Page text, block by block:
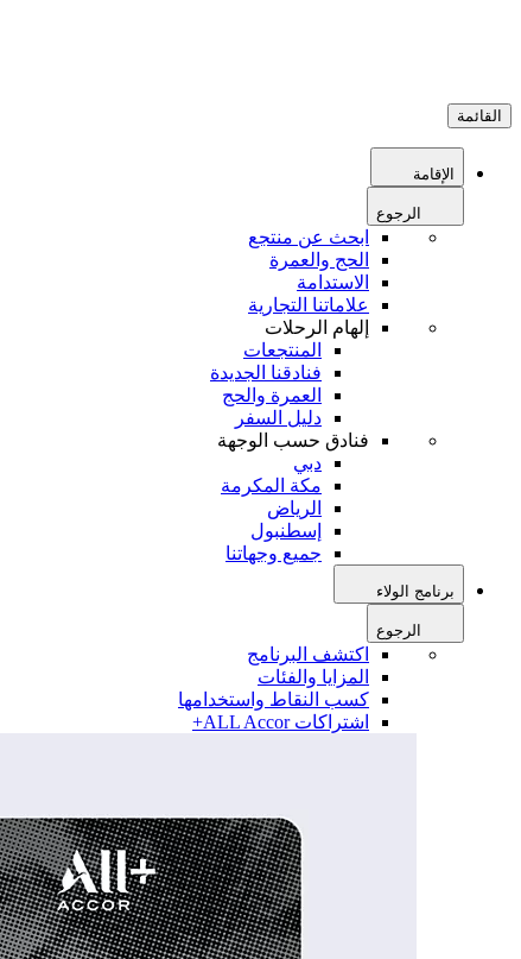
القائمة
الإقامة
الرجوع
ابحث عن منتجع
الحج والعمرة
الاستدامة
علاماتنا التجارية
إلهام الرحلات
المنتجعات
فنادقنا الجديدة
العمرة والحج
دليل السفر
فنادق حسب الوجهة
دبي
مكة المكرمة
الرياض
إسطنبول
جميع وجهاتنا
برنامج الولاء
الرجوع
اكتشف البرنامج
المزايا والفئات
كسب النقاط واستخدامها
اشتراكات ALL Accor+